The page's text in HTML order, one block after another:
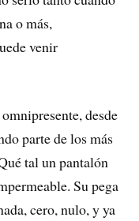
o más,
venir
desde
parte de los más
tal un pantalón
Su pega
cero, nulo, y ya